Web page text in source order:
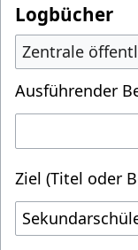
Logbücher
Zentrale
Ausführender
Ziel (Titel oder